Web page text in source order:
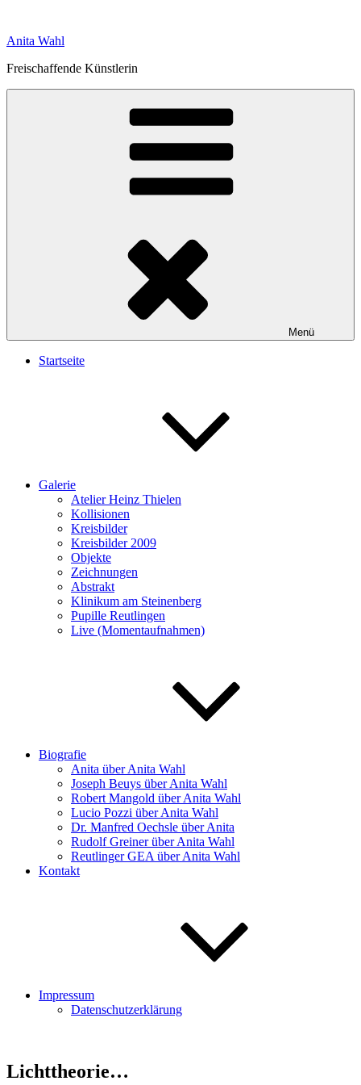
springen
Anita Wahl
Freischaffende Künstlerin
Menü
Startseite
Galerie
Atelier Heinz Thielen
Kollisionen
Kreisbilder
Kreisbilder 2009
Objekte
Zeichnungen
Abstrakt
Klinikum am Steinenberg
Pupille Reutlingen
Live (Momentaufnahmen)
Biografie
Anita über Anita Wahl
Joseph Beuys über Anita Wahl
Robert Mangold über Anita Wahl
Lucio Pozzi über Anita Wahl
Dr. Manfred Oechsle über Anita
Rudolf Greiner über Anita Wahl
Reutlinger GEA über Anita Wahl
Kontakt
Impressum
Datenschutzerklärung
Lichttheorie…